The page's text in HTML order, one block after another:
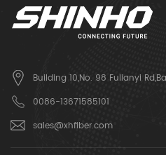
Building 10,No. 98 Fulianyi
0086-13671585101
sales@xhfiber.com